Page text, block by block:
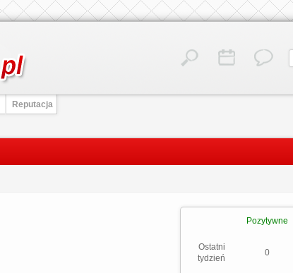
Reputacja
Pozytywne
Ostatni
tydzień
0